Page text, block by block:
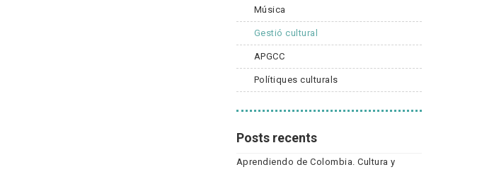
Música
Gestió cultural
APGCC
Polítiques culturals
Posts recents
Aprendiendo de Colombia. Cultura y